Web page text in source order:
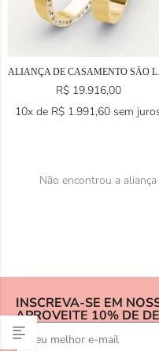
R$19.916,00
10x de R$ 1.991,60 sem
Não encontrou a
INSCREVA-SE EM
APROVEITE 10% DE